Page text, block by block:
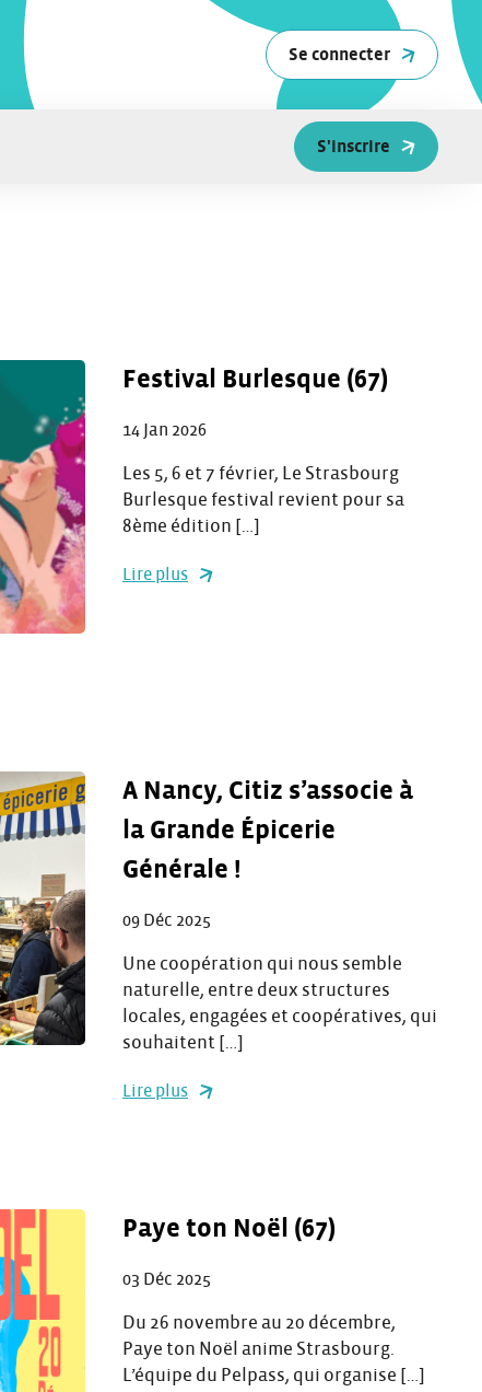
Se connecter
S'inscrire
Festival Burlesque (67)
14 Jan 2026
Les 5, 6 et 7 février, Le Strasbourg
Burlesque festival revient pour sa
8ème édition […]
Lire plus
A Nancy, Citiz s’associe à
la Grande Épicerie
Générale !
09 Déc 2025
Une coopération qui nous semble
naturelle, entre deux structures
locales, engagées et coopératives, qui
souhaitent […]
Lire plus
Paye ton Noël (67)
03 Déc 2025
Du 26 novembre au 20 décembre,
Paye ton Noël anime Strasbourg.
L’équipe du Pelpass, qui organise […]